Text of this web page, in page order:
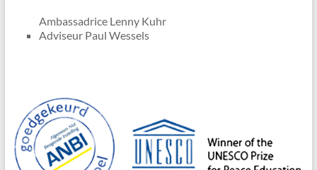
Ambassadrice Lenny Kuhr
Adviseur Paul Wessels